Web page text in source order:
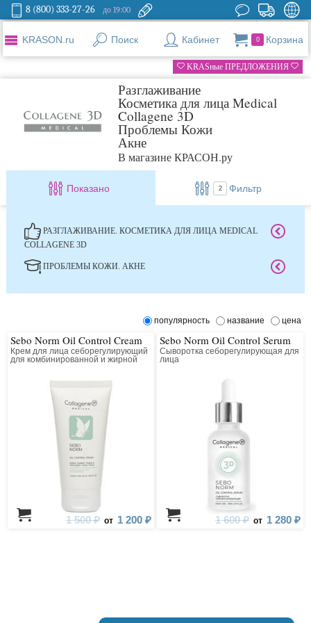
8 (800) 333-27-26 до 19:00
KRASON.ru Поиск Кабинет 0 Корзина
KRASные ПРЕДЛОЖЕНИЯ
Разглаживание
Косметика для лица Medical
Collagene 3D
Проблемы Кожи
Акне
В магазине КРАСОН.ру
Показано 2 Фильтр
РАЗГЛАЖИВАНИЕ. КОСМЕТИКА ДЛЯ ЛИЦА MEDICAL
COLLAGENE 3D
ПРОБЛЕМЫ КОЖИ. АКНЕ
популярность название цена
Sebo Norm Oil Control Cream
Крем для лица себорегулирующий
для комбинированной и жирной
1 500 ₽ от 1 200 ₽
Sebo Norm Oil Control Serum
Сыворотка себорегулирующая для
лица
1 600 ₽ от 1 280 ₽